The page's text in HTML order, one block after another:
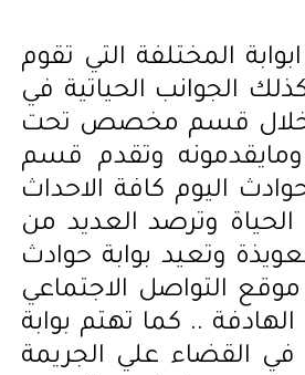
المختلفة التي تقوم
الجوانب الحياتية في
خلال قسم مخصص تحت
وتقدم قسم
اليوم كافة الاحداث
وترصد العديد من
وتعيد بوابة حوادث
التواصل الاجتماعي
.. كما تهتم بوابة
في القضاء علي الجريمة